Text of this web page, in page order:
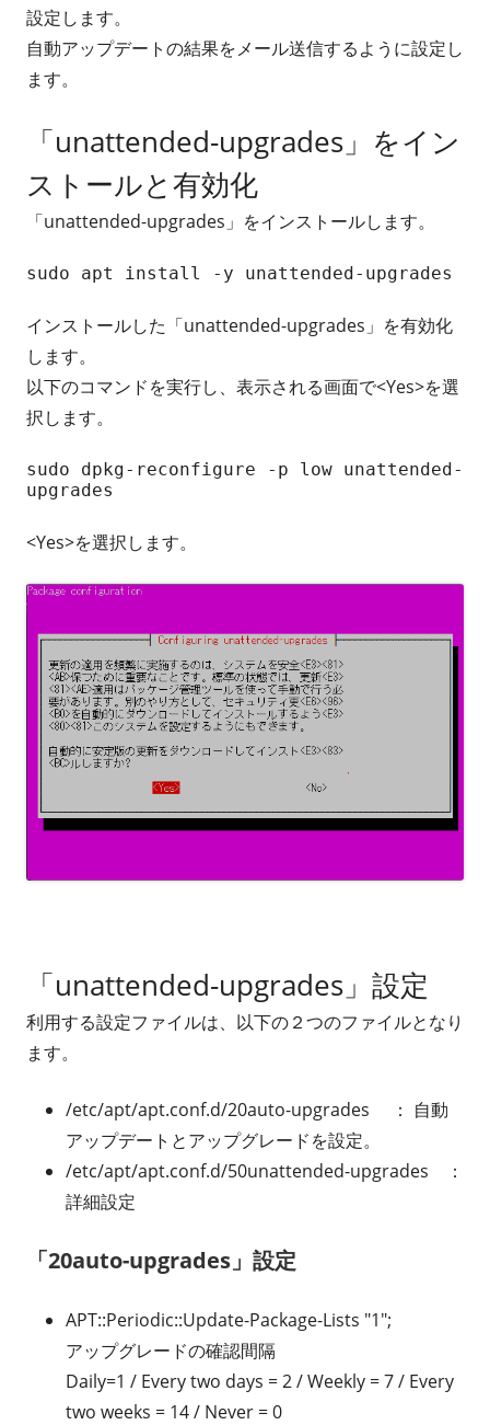
設定します。
自動アップデートの結果をメール送信するように設定し
ます。
「unattended-upgrades」をイン
ストールと有効化
「unattended-upgrades」をインストールします。
sudo apt install -y unattended-upgrades
インストールした「unattended-upgrades」を有効化
します。
以下のコマンドを実行し、表示される画面で<Yes>を選
択します。
sudo dpkg-reconfigure -p low unattended-
upgrades
<Yes>を選択します。
「unattended-upgrades」設定
利用する設定ファイルは、以下の２つのファイルとなり
ます。
/etc/apt/apt.conf.d/20auto-upgrades ： 自動
アップデートとアップグレードを設定。
/etc/apt/apt.conf.d/50unattended-upgrades ：
詳細設定
「20auto-upgrades」設定
APT::Periodic::Update-Package-Lists "1";
アップグレードの確認間隔
Daily=1 / Every two days = 2 / Weekly = 7 / Every
two weeks = 14 / Never = 0